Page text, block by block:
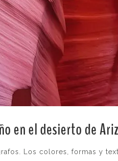
en el desierto de
Los colores, formas y